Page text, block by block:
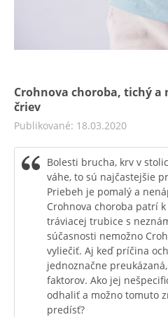
Crohnova choroba, tichý
čriev
Publikované: 18.03.2020
Bolesti brucha, krv v
váhe, to sú najčastejšie
Priebeh je pomalý a
Crohnova choroba patrí
tráviacej trubice s
súčasnosti nemožno
vyliečiť. Aj keď príčina
jednoznačne
faktorov. Ako jej
odhaliť a možno tomuto
predísť?